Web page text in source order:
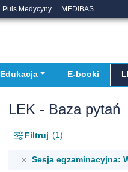
Puls Medycyny MEDIBAS
Edukacja E-booki
LEK - Baza pytań
Filtruj 1
Sesja egzaminacyjna: